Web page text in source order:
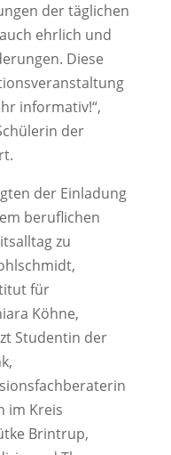
der täglichen
ehrlich und
Diese
informativ!“,
der
der Einladung
beruflichen
zu
für
Köhne,
Studentin der
im Kreis
Brintrup,